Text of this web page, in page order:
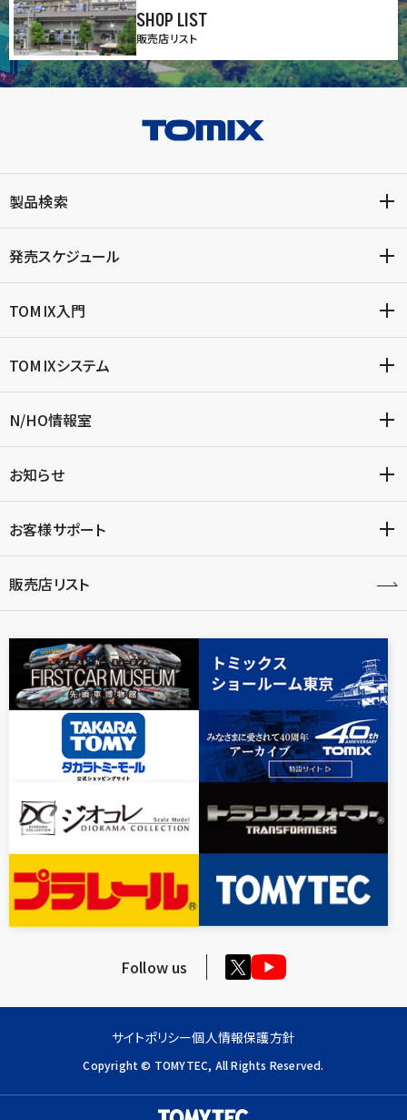
SHOP LIST
販売店リスト
製品検索
発売スケジュール
TOMIX入門
TOMIXシステム
N/HO情報室
お知らせ
お客様サポート
販売店リスト
Follow us
サイトポリシー個人情報保護方針
Copyright © TOMYTEC, All Rights Reserved.